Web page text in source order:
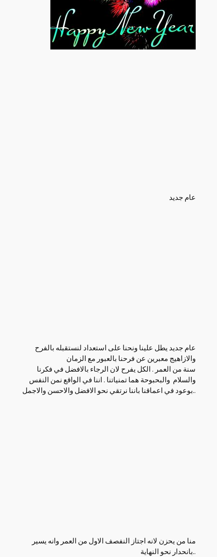
عام جديد
عام جديد يطل علينا ونحنا على استعداد لنستقبله بالفرح
والازاهيج معبرين عن فرحنا بالعبور مع الزمان
سنة من العمر . الكل يفرح لان الرجاء بالافضل في فكرنا
والسلام والبحبوحة هما تمنياتنا . اننا في الواقع نمن النفس
بوعود في اعماقنا باننا نرتقي نحو الافضل والاحسن والاجمل..
منا من يحزن لانه اجتاز النفصف الاول من العمر وانه يسير
بانحدار نحو النهاية..